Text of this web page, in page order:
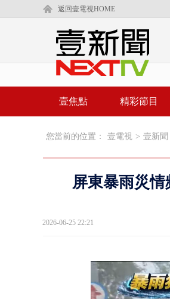
返回壹電視HOME
壹焦點 精彩節目
您當前的位置： 壹電視 > 壹新聞
屏東暴雨災
2026-06-25 22:21